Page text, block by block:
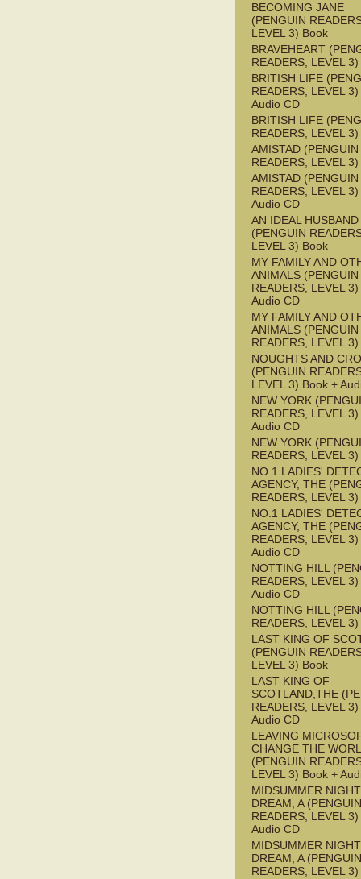
BECOMING JANE
(PENGUIN
LEVEL 3) Book
BRAVEHEART
READERS, LEVEL
BRITISH LIFE
READERS, LEVEL
Audio CD
BRITISH LIFE
READERS, LEVEL
AMISTAD (PENGUIN
READERS, LEVEL
AMISTAD (PENGUIN
READERS, LEVEL
Audio CD
AN IDEAL HUSBAND
(PENGUIN
LEVEL 3) Book
MY FAMILY AND
ANIMALS (PENGUIN
READERS, LEVEL
Audio CD
MY FAMILY AND
ANIMALS (PENGUIN
READERS, LEVEL
NOUGHTS AND
(PENGUIN
LEVEL 3) Book +
NEW YORK
READERS, LEVEL
Audio CD
NEW YORK
READERS, LEVEL
NO.1 LADIES'
AGENCY, THE
READERS, LEVEL
NO.1 LADIES'
AGENCY, THE
READERS, LEVEL
Audio CD
NOTTING HILL
READERS, LEVEL
Audio CD
NOTTING HILL
READERS, LEVEL
LAST KING OF
(PENGUIN
LEVEL 3) Book
LAST KING OF
SCOTLAND,THE
READERS, LEVEL
Audio CD
LEAVING
CHANGE THE
(PENGUIN
LEVEL 3) Book +
MIDSUMMER
DREAM, A (PENGUIN
READERS, LEVEL
Audio CD
MIDSUMMER
DREAM, A (PENGUIN
READERS, LEVEL